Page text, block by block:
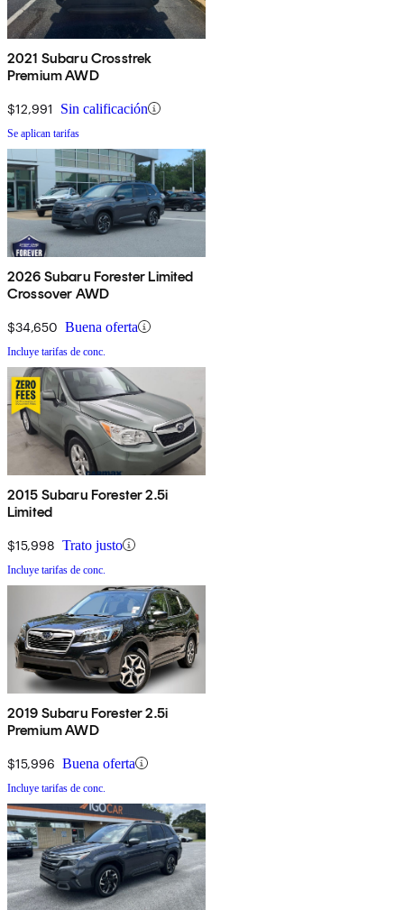
2021 Subaru Crosstrek
Premium AWD
$12,991 Sin calificación
Se aplican tarifas
2026 Subaru Forester Limited
Crossover AWD
$34,650 Buena oferta
Incluye tarifas de conc.
2015 Subaru Forester 2.5i
Limited
$15,998 Trato justo
Incluye tarifas de conc.
2019 Subaru Forester 2.5i
Premium AWD
$15,996 Buena oferta
Incluye tarifas de conc.